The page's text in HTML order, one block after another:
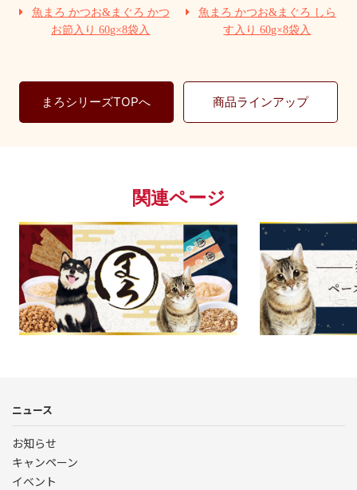
魚まろ かつお&まぐろ かつ
お節入り 60g×8袋入
魚まろ かつお&まぐろ しら
す入り 60g×8袋入
まろシリーズTOPへ 商品ラインアップ
関連ページ
ニュース
お知らせ
キャンペーン
イベント